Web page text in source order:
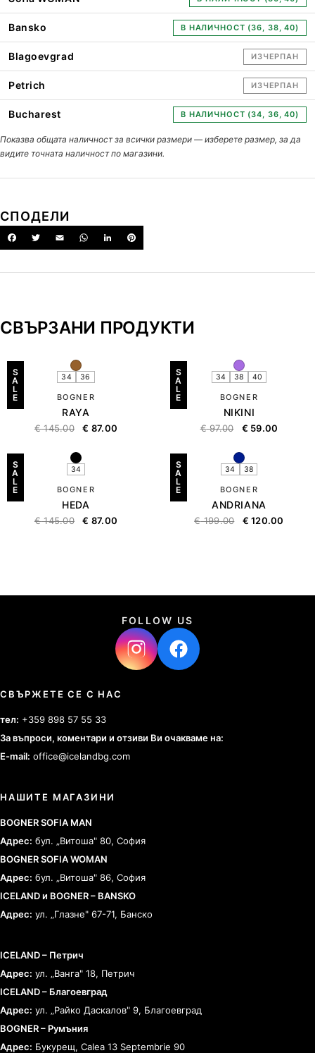
Bansko В НАЛИЧНОСТ (36, 38, 40)
Blagoevgrad ИЗЧЕРПАН
Petrich ИЗЧЕРПАН
Bucharest В НАЛИЧНОСТ (34, 36, 40)
Показва общата наличност за всички размери — изберете размер, за да
видите точната наличност по магазини.
СПОДЕЛИ
СВЪРЗАНИ ПРОДУКТИ
S
A
L
E
34 36
BOGNER
RAYA
€145.00 € 87.00
S
A
L
E
34 38 40
BOGNER
NIKINI
€97.00 € 59.00
S
A
L
E
34
BOGNER
HEDA
€145.00 € 87.00
S
A
L
E
34 38
BOGNER
ANDRIANA
€199.00 € 120.00
FOLLOW US
СВЪРЖЕТЕ СЕ С НАС
тел: +359 898 57 55 33
За въпроси, коментари и отзиви Ви очакваме на:
E-mail: office@icelandbg.com
НАШИТЕ МАГАЗИНИ
BOGNER SOFIA MAN
Адрес: бул. „Витоша" 80, София
BOGNER SOFIA WOMAN
Адрес: бул. „Витоша" 86, София
ICELAND и BOGNER – BANSKO
Адрес: ул. „Глазне" 67-71, Банско
ICELAND – Петрич
Адрес: ул. „Ванга" 18, Петрич
ICELAND – Благоевград
Адрес: ул. „Райко Даскалов" 9, Благоевград
BOGNER – Румъния
Адрес: Букурещ, Calea 13 Septembrie 90